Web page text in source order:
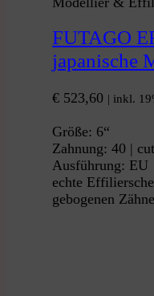
FUTAGO
japanische
€ 523,60 | inkl.
Größe: 6“
Zahnung: 40 |
Ausführung: EU
echte
gebogenen